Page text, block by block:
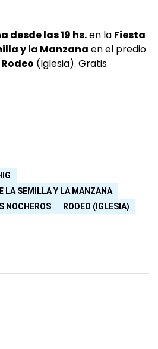
desde las 19 hs.en la Fiesta
y la Manzana en el predio
(Iglesia). Gratis
LA SEMILLA Y LA MANZANA
NOCHEROS RODEO (IGLESIA)